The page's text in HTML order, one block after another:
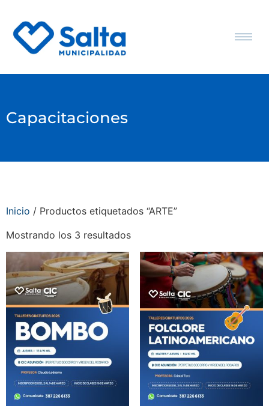
Capacitaciones
Inicio / Productos etiquetados “ARTE”
Mostrando los 3 resultados